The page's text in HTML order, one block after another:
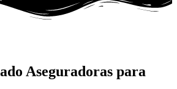
Aseguradoras para